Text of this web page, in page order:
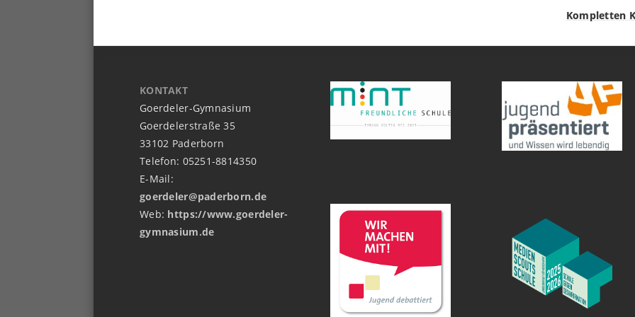
Kompletten
KONTAKT
Goerdeler-Gymnasium
Goerdelerstraße 35
33102 Paderborn
Telefon: 05251-8814350
E-Mail:
goerdeler@paderborn.de
Web: https://www.goerdeler-
gymnasium.de